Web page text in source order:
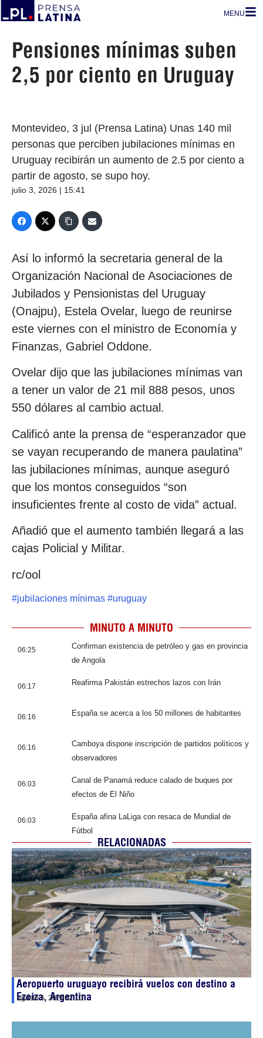
MENU
Pensiones mínimas suben
2,5 por ciento en Uruguay
Montevideo, 3 jul (Prensa Latina) Unas 140 mil
personas que perciben jubilaciones mínimas en
Uruguay recibirán un aumento de 2.5 por ciento a
partir de agosto, se supo hoy.
julio 3, 2026 | 15:41
Así lo informó la secretaria general de la
Organización Nacional de Asociaciones de
Jubilados y Pensionistas del Uruguay
(Onajpu), Estela Ovelar, luego de reunirse
este viernes con el ministro de Economía y
Finanzas, Gabriel Oddone.
Ovelar dijo que las jubilaciones mínimas van
a tener un valor de 21 mil 888 pesos, unos
550 dólares al cambio actual.
Calificó ante la prensa de “esperanzador que
se vayan recuperando de manera paulatina”
las jubilaciones mínimas, aunque aseguró
que los montos conseguidos “son
insuficientes frente al costo de vida” actual.
Añadió que el aumento también llegará a las
cajas Policial y Militar.
rc/ool
#jubilaciones mínimas #uruguay
MINUTO A MINUTO
06:25
Confirman existencia de petróleo y gas en provincia
de Angola
06:17 Reafirma Pakistán estrechos lazos con Irán
06:16 España se acerca a los 50 millones de habitantes
06:16
Camboya dispone inscripción de partidos políticos y
observadores
06:03
Canal de Panamá reduce calado de buques por
efectos de El Niño
06:03
España afina LaLiga con resaca de Mundial de
Fútbol
RELACIONADAS
Aeropuerto uruguayo recibirá vuelos con destino a
Ezeiza, Argentina
agosto 6, 202602:10